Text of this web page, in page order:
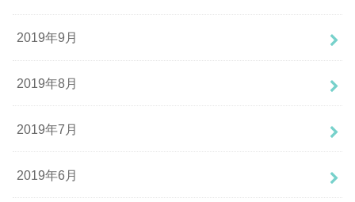
2019年9月
2019年8月
2019年7月
2019年6月